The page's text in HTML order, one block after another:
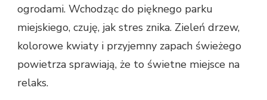
ogrodami. Wchodząc do pięknego parku
miejskiego, czuję, jak stres znika. Zieleń drzew,
kolorowe kwiaty i przyjemny zapach świeżego
powietrza sprawiają, że to świetne miejsce na
relaks.